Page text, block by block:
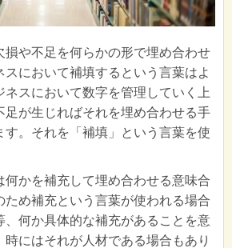
損や不足を何らかの形で埋め合わせ
スにおいて補填するという言葉はよ
ネスにおいて数字を管理していく上
足が生じればそれを埋め合わせる手
す。それを「補填」という言葉を使
何かを補充して埋め合わせる意味合
ため補充という言葉が使われる場合
、何か具体的な補充があることを意
時にはそれが人材である場合もあり